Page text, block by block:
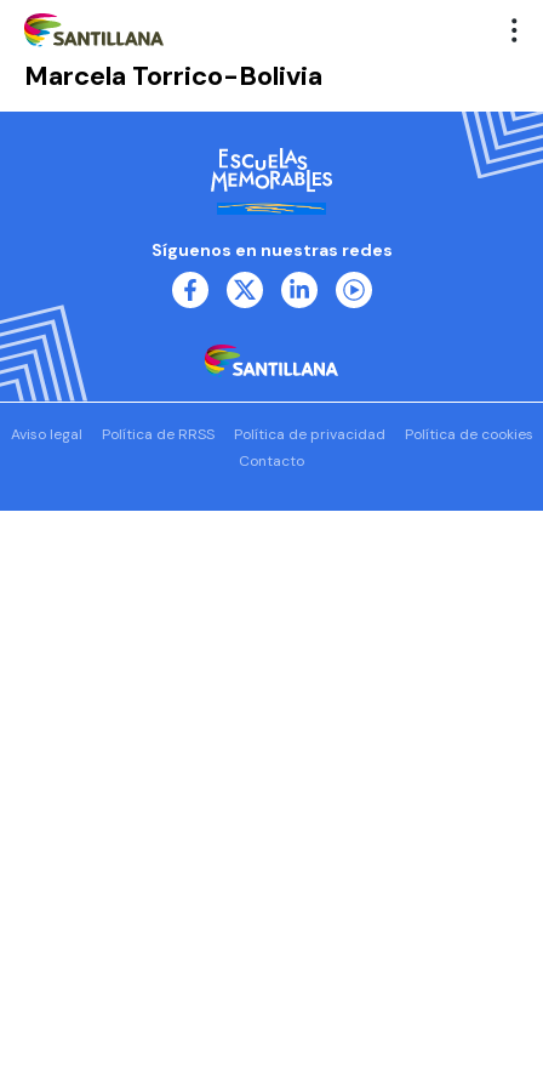
Marcela Torrico-Bolivia
Síguenos en nuestras redes
Aviso legal Política de RRSS Política de privacidad
Política de cookies
Contacto